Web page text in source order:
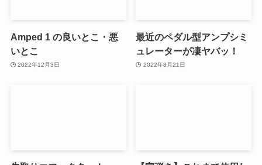
Amped 1 の良いとこ・悪
いとこ
2022年12月3日
最近のペダル型アンプシミ
ュレーターが凄ヤバッ！
2022年8月21日